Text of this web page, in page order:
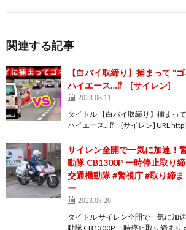
関連する記事
【白バイ取締り】捕まって “
ハイエース…⁉️ [サイレン]
2023.08.11
タイトル 【白バイ取締り】捕まっ
ハイエース…⁉️ [サイレン] URL
サイレン全開で一気に加速！
動隊 CB1300P 一時停止取り
交通機動隊 #警視庁 #取り締
ー
2023.03.20
タイトル サイレン全開で一気に加
動隊 CB1300P 一時停止取り締ま